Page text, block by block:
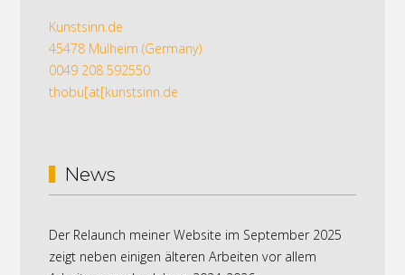
Kunstsinn.de
45478 Mülheim (Germany)
0049 208 592550
thobu[at[kunstsinn.de
News
Der Relaunch meiner Website im September 2025
zeigt neben einigen älteren Arbeiten vor allem